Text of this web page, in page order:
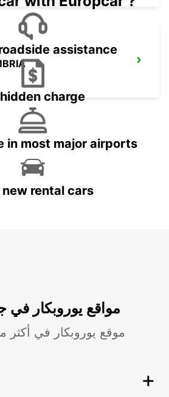
assistance
charge
in most major airports
new rental cars
مواقع يوروبكار في
موقع يوروبكار في أكثر